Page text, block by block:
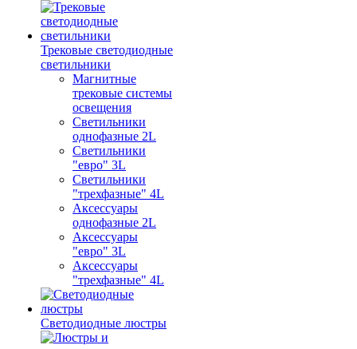
Трековые светодиодные
светильники
Магнитные
трековые системы
освещения
Светильники
однофазные 2L
Светильники
"евро" 3L
Светильники
"трехфазные" 4L
Аксессуары
однофазные 2L
Аксессуары
"евро" 3L
Аксессуары
"трехфазные" 4L
Светодиодные люстры